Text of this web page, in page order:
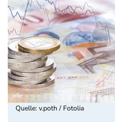
Quelle: v.poth / Fotolia